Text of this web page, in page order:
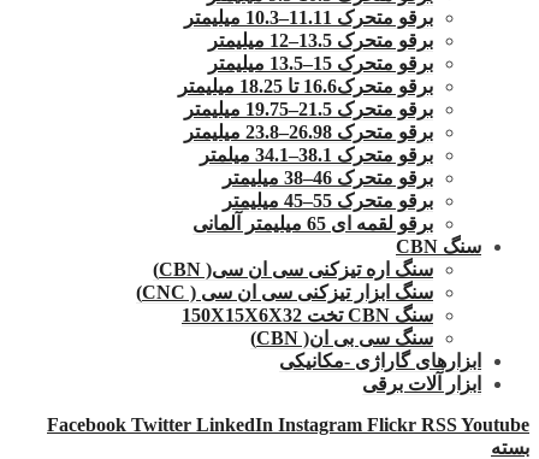
برقو متحرک 11.11–10.3 میلیمتر
برقو متحرک 13.5–12 میلیمتر
برقو متحرک 15–13.5 میلیمتر
برقو متحرک16.6 تا 18.25 میلیمتر
برقو متحرک 21.5–19.75 میلیمتر
برقو متحرک 26.98–23.8 میلیمتر
برقو متحرک 38.1–34.1 میلمتر
برقو متحرک 46–38 میلیمتر
برقو متحرک 55–45 میلیمتر
برقو لقمه ای 65 میلیمتر آلمانی
سنگ CBN
سنگ اره تیزکنی سی ان سی( CBN)
سنگ ابزار تیزکنی سی ان سی ( CNC)
سنگ CBN تخت 150X15X6X32
سنگ سی بی ان( CBN)
ابزارهای گاراژی -مکانیکی
ابزار آلات برقی
Facebook Twitter LinkedIn Instagram Flickr RSSYoutube
بسته